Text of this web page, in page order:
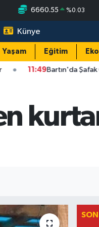
6660.55 %0.03
Künye
Yaşam Eğitim
11:49Bartın'da Şafak